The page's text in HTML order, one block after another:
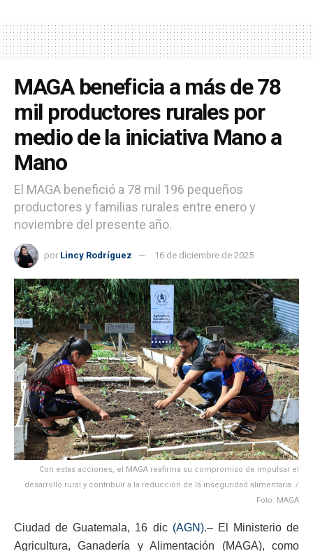
MAGA beneficia a más de 78
mil productores rurales por
medio de la iniciativa Mano a
Mano
El MAGA benefició a 78 mil 196 pequeños
productores y familias rurales entre enero y
noviembre del presente año.
por Lincy Rodríguez 16 de diciembre de 2025
Con estas acciones, el MAGA reafirma su compromiso de impulsar el
desarrollo rural y contribuir a la reducción de la inseguridad alimentaria. /
Foto: MAGA
Ciudad de Guatemala, 16 dic (AGN).– El Ministerio de
Agricultura, Ganadería y Alimentación (MAGA), como